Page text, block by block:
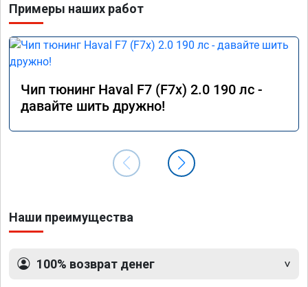
Примеры наших работ
Чип тюнинг Haval F7 (F7x) 2.0 190 лс -
давайте шить дружно!
Наши преимущества
100% возврат денег